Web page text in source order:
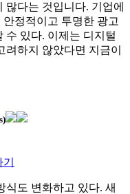
다는 것입니다. 기업에
정적이고 투명한 광고
수 있다. 이제는 디지털
하지 않았다면 지금이
식도 변화하고 있다. 새